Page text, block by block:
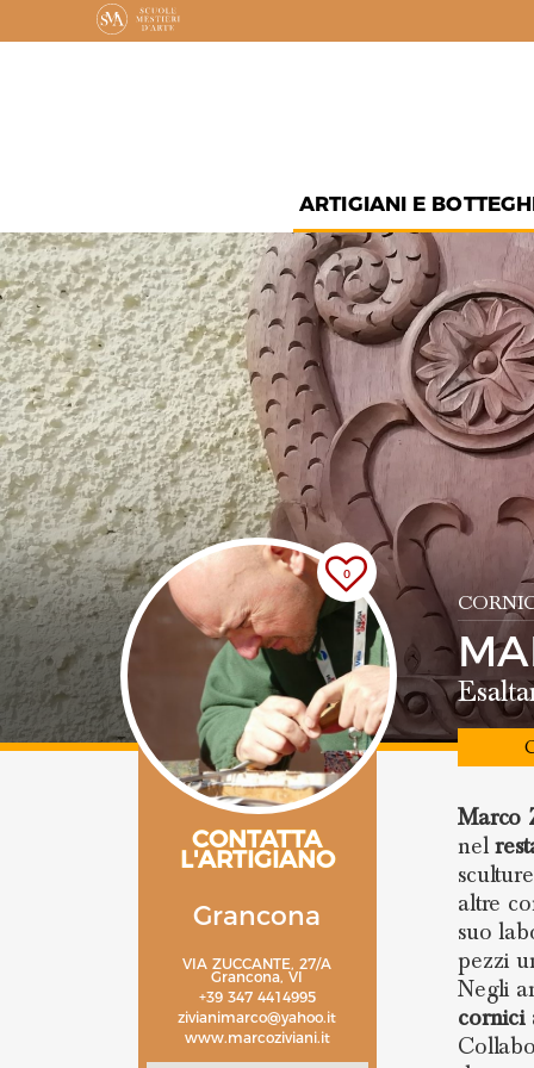
ARTIGIANI E
0
CONTATTA
L'ARTIGIANO
Grancona
VIA ZUCCANTE, 27/A
Grancona, VI
+39 347 4414995
zivianimarco@yahoo.it
www.marcoziviani.it
Marco
nel
altre
suo
pezzi
Negli
cornici